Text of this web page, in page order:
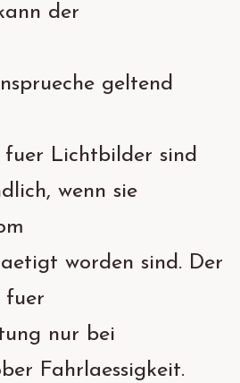
der
geltend
fuer Lichtbilder sind
wenn sie
worden sind. Der
fuer
nur bei
Fahrlaessigkeit.